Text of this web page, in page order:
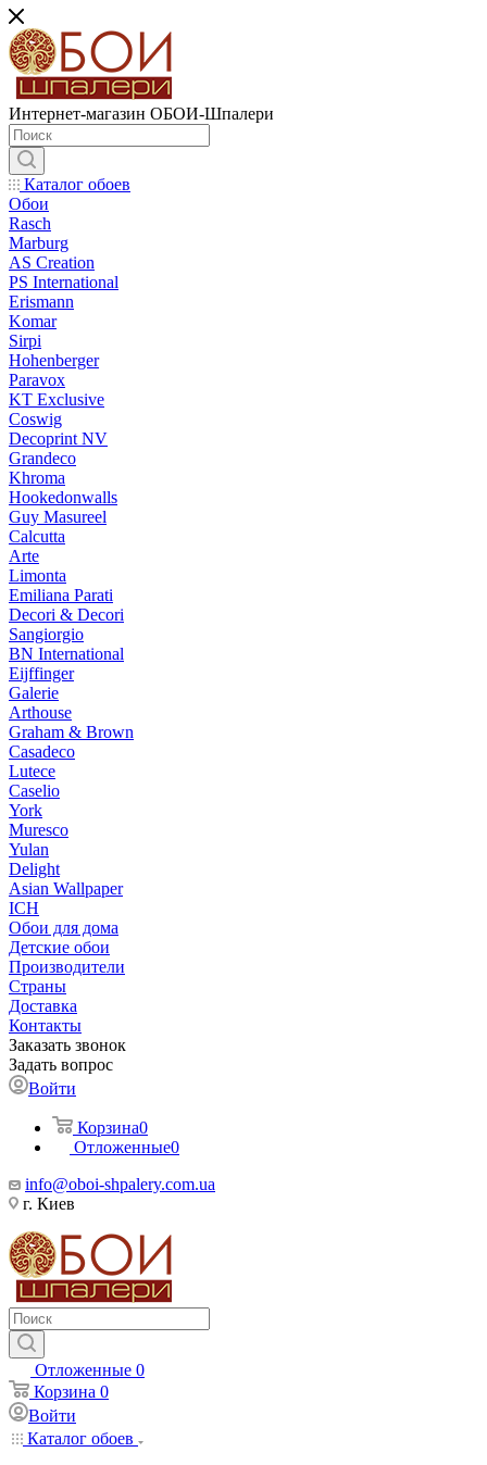
Интернет-магазин ОБОИ-Шпалери
Каталог обоев
Обои
Rasch
Marburg
AS Creation
PS International
Erismann
Komar
Sirpi
Hohenberger
Paravox
KT Exclusive
Coswig
Decoprint NV
Grandeco
Khroma
Hookedonwalls
Guy Masureel
Calcutta
Arte
Limonta
Emiliana Parati
Decori & Decori
Sangiorgio
BN International
Eijffinger
Galerie
Arthouse
Graham & Brown
Casadeco
Lutece
Caselio
York
Muresco
Yulan
Delight
Asian Wallpaper
ICH
Обои для дома
Детские обои
Производители
Страны
Доставка
Контакты
Заказать звонок
Задать вопрос
Войти
Корзина0
Отложенные0
info@oboi-shpalery.com.ua
г. Киев
Отложенные 0
Корзина 0
Войти
Каталог обоев